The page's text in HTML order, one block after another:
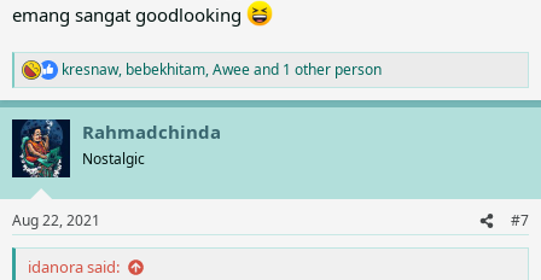
emang sangat goodlooking
R
e
a
c
t
i
s
:
kresnaw, bebekhitam,Aweeand 1 other person
Rahmadchinda
Nostalgic
Aug 22, 2021 #7
idanora said: